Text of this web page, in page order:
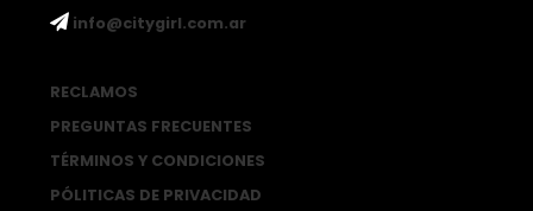
ㅤinfo@citygirl.com.ar
RECLAMOS
PREGUNTAS FRECUENTES
TÉRMINOS Y CONDICIONES
PÓLITICAS DE PRIVACIDAD